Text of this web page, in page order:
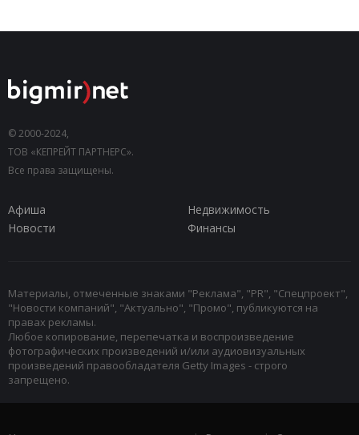
© 2000-2024,
ТОВ «КЕПРЕЙТ ПАРТНЕРС».
Все права защищены.
Афиша
Недвижимость
Новости
Финансы
Материалы, отмеченные знаками "Реклама", "PR", "Спецпроект",
"Новости компаний", "Актуально", "Промо", публикуются на
правах рекламы.
Любое копирование, перепечатка и воспроизведение
фотографических произведений и/или аудиовизуальных
произведений правообладателя Getty Images - строго
запрещено.